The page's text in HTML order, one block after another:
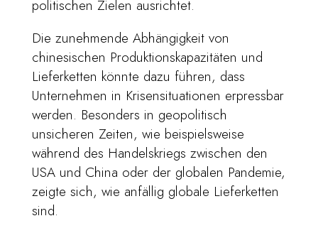
politischen Zielen ausrichtet.
Die zunehmende Abhängigkeit von
chinesischen Produktionskapazitäten und
Lieferketten könnte dazu führen, dass
Unternehmen in Krisensituationen erpressbar
werden. Besonders in geopolitisch
unsicheren Zeiten, wie beispielsweise
während des Handelskriegs zwischen den
USA und China oder der globalen Pandemie,
zeigte sich, wie anfällig globale Lieferketten
sind.